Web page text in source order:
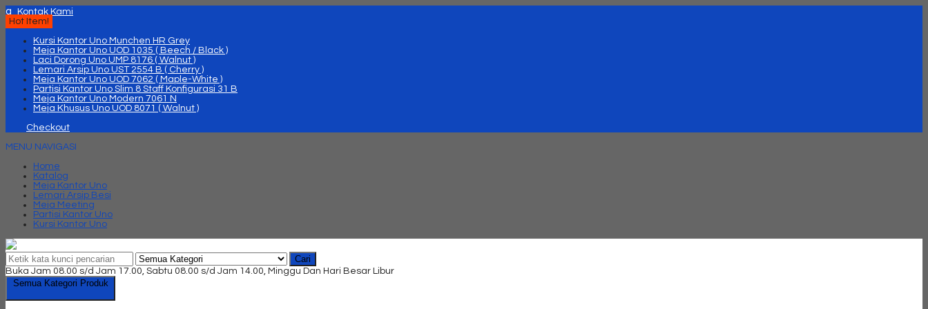
q
Kontak Kami
Hot Item!
Kursi Kantor Uno Munchen HR Grey
Meja Kantor Uno UOD 1035 ( Beech / Black )
Laci Dorong Uno UMP 8176 ( Walnut )
Lemari Arsip Uno UST 2554 B ( Cherry )
Meja Kantor Uno UOD 7062 ( Maple-White )
Partisi Kantor Uno Slim 8 Staff Konfigurasi 31 B
Meja Kantor Uno Modern 7061 N
Meja Khusus Uno UOD 8071 ( Walnut )
Checkout
MENU NAVIGASI
Home
Katalog
Meja Kantor Uno
Lemari Arsip Besi
Meja Meeting
Partisi Kantor Uno
Kursi Kantor Uno
Cari
Buka Jam 08.00 s/d Jam 17.00, Sabtu 08.00 s/d Jam 14.00, Minggu Dan Hari Besar Libur
Semua Kategori Produk